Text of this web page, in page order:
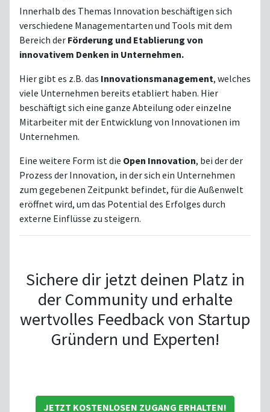
Innerhalb des Themas Innovation beschäftigen sich
verschiedene Managementarten und Tools mit dem
Bereich der Förderung und Etablierung von
innovativem Denken in Unternehmen.
Hier gibt es z.B. das Innovationsmanagement, welches
viele Unternehmen bereits etabliert haben. Hier
beschäftigt sich eine ganze Abteilung oder einzelne
Mitarbeiter mit der Entwicklung von Innovationen im
Unternehmen.
Eine weitere Form ist die Open Innovation, bei der der
Prozess der Innovation, in der sich ein Unternehmen
zum gegebenen Zeitpunkt befindet, für die Außenwelt
eröffnet wird, um das Potential des Erfolges durch
externe Einflüsse zu steigern.
Sichere dir jetzt deinen Platz in
der Community und erhalte
wertvolles Feedback von Startup
Gründern und Experten!
JETZT KOSTENLOSEN ZUGANG ERHALTEN!